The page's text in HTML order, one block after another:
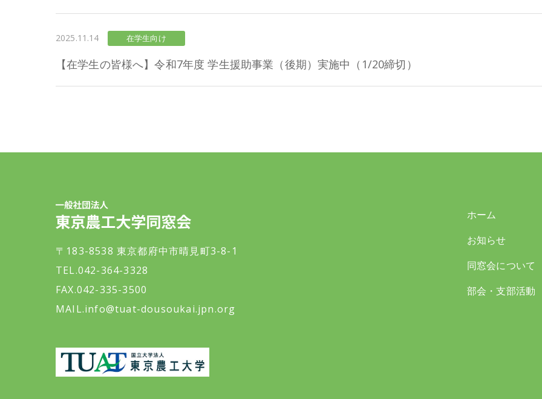
2025.11.14 在学生向け
【在学生の皆様へ】令和7年度 学生援助事業（後期）実施中（1/20締切）
ホーム
お知らせ
同窓会について
部会・支部活動
〒183-8538 東京都府中市晴見町3-8-1
TEL.042-364-3328
FAX.042-335-3500
MAIL.info@tuat-dousoukai.jpn.org